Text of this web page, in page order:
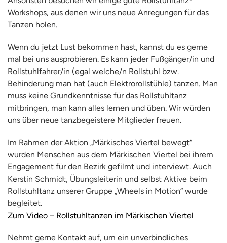
Workshops, aus denen wir uns neue Anregungen für das
Tanzen holen.
Wenn du jetzt Lust bekommen hast, kannst du es gerne
mal bei uns ausprobieren. Es kann jeder Fußgänger/in und
Rollstuhlfahrer/in (egal welche/n Rollstuhl bzw.
Behinderung man hat (auch Elektrorollstühle) tanzen. Man
muss keine Grundkenntnisse für das Rollstuhltanz
mitbringen, man kann alles lernen und üben. Wir würden
uns über neue tanzbegeistere Mitglieder freuen.
Im Rahmen der Aktion „Märkisches Viertel bewegt“
wurden Menschen aus dem Märkischen Viertel bei ihrem
Engagement für den Bezirk gefilmt und interviewt. Auch
Kerstin Schmidt, Übungsleiterin und selbst Aktive beim
Rollstuhltanz unserer Gruppe „Wheels in Motion“ wurde
begleitet.
Zum Video – Rollstuhltanzen im Märkischen Viertel
Nehmt gerne Kontakt auf, um ein unverbindliches